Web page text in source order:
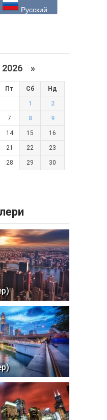
Русский
2026 »
Пт Сб Нд
1 2
7 8 9
14 15 16
21 22 23
28 29 30